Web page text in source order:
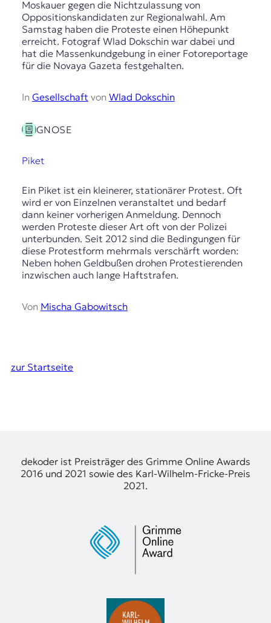
Moskauer gegen die Nichtzulassung von
Oppositionskandidaten zur Regionalwahl. Am
Samstag haben die Proteste einen Höhepunkt
erreicht. Fotograf Wlad Dokschin war dabei und
hat die Massenkundgebung in einer Fotoreportage
für die Novaya Gazeta festgehalten.
In Gesellschaft von Wlad Dokschin
GNOSE
Piket
Ein Piket ist ein kleinerer, stationärer Protest. Oft
wird er von Einzelnen veranstaltet und bedarf
dann keiner vorherigen Anmeldung. Dennoch
werden Proteste dieser Art oft von der Polizei
unterbunden. Seit 2012 sind die Bedingungen für
diese Protestform mehrmals verschärft worden:
Neben hohen Geldbußen drohen Protestierenden
inzwischen auch lange Haftstrafen.
Von Mischa Gabowitsch
zur Startseite
dekoder ist Preisträger des Grimme Online Awards
2016 und 2021 sowie des Karl-Wilhelm-Fricke-Preis
2021.